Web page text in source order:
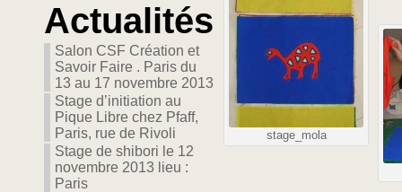
Actualités
Salon CSF Création et
Savoir Faire . Paris du
13 au 17 novembre 2013
Stage d’initiation au
Pique Libre chez Pfaff,
Paris, rue de Rivoli
Stage de shibori le 12
novembre 2013 lieu :
Paris
stage_mola